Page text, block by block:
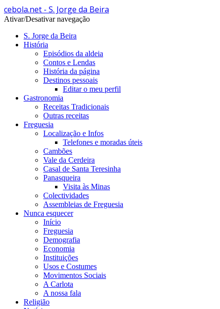
cebola.net - S. Jorge da Beira
Ativar/Desativar navegação
S. Jorge da Beira
História
Episódios da aldeia
Contos e Lendas
História da página
Destinos pessoais
Editar o meu perfil
Gastronomia
Receitas Tradicionais
Outras receitas
Freguesia
Localização e Infos
Telefones e moradas úteis
Cambões
Vale da Cerdeira
Casal de Santa Teresinha
Panasqueira
Visita às Minas
Colectividades
Assembleias de Freguesia
Nunca esquecer
Início
Freguesia
Demografia
Economia
Instituições
Usos e Costumes
Movimentos Sociais
A Carlota
A nossa fala
Religião